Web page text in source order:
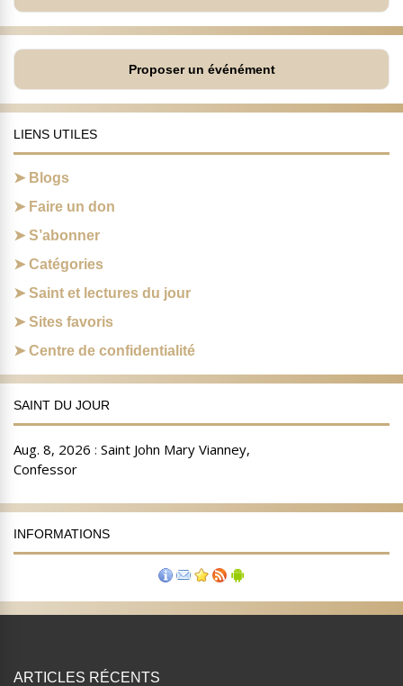
Proposer un événément
LIENS UTILES
Blogs
Faire un don
S’abonner
Catégories
Saint et lectures du jour
Sites favoris
Centre de confidentialité
SAINT DU JOUR
INFORMATIONS
ARTICLES RÉCENTS